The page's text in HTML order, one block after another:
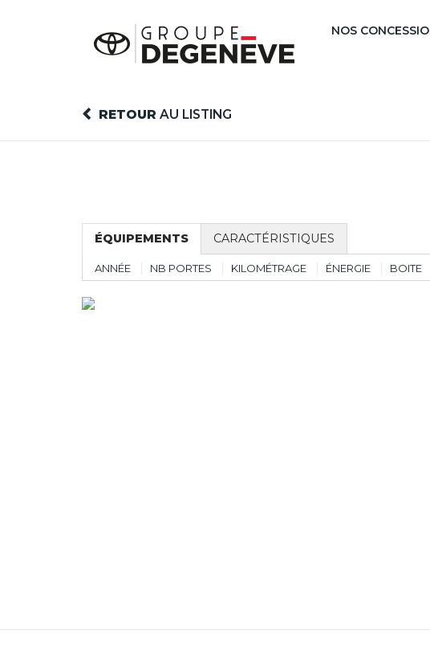
NOS
RETOUR AU LISTING
ÉQUIPEMENTS CARACTÉRISTIQUES
ANNÉE NB PORTES KILOMÉTRAGE ÉNERGIE BOITE